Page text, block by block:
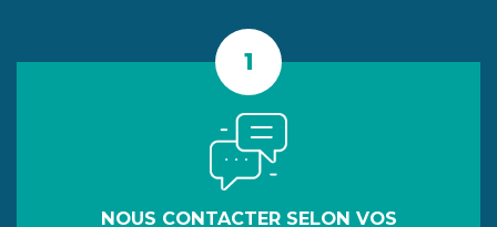
NOUS CONTACTER SELON VOS